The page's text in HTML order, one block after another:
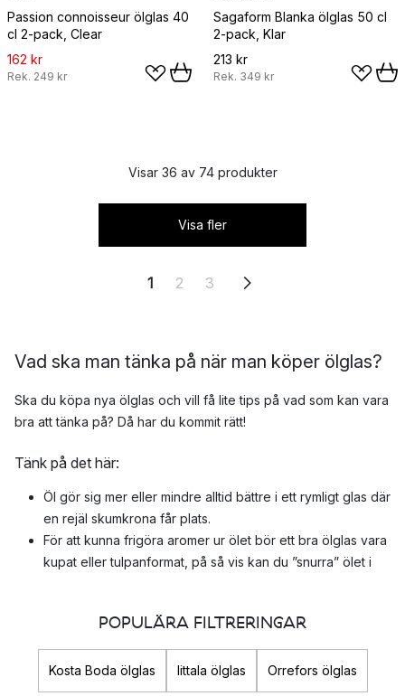
Passion connoisseur ölglas 40
cl 2-pack, Clear
162 kr
Rek. 249 kr
Sagaform Blanka ölglas 50 cl
2-pack, Klar
213 kr
Rek. 349 kr
Visar 36 av 74 produkter
Visa fler
1 2 3
Vad ska man tänka på när man köper ölglas?
Ska du köpa nya ölglas och vill få lite tips på vad som kan vara
bra att tänka på? Då har du kommit rätt!
Tänk på det här:
Öl gör sig mer eller mindre alltid bättre i ett rymligt glas där
en rejäl skumkrona får plats.
För att kunna frigöra aromer ur ölet bör ett bra ölglas vara
kupat eller tulpanformat, på så vis kan du ”snurra” ölet i
plasten kan efterlämna en oangenäm bismak.
Välj form efter sort – Olika typer av öl passar i olika glas.
POPULÄRA FILTRERINGAR
Kosta Boda ölglas Iittala ölglas Orrefors ölglas